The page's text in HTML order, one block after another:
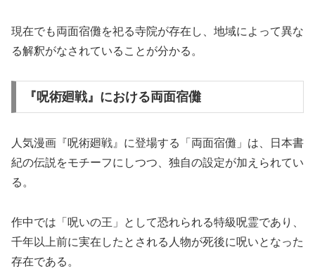
現在でも両面宿儺を祀る寺院が存在し、地域によって異な
る解釈がなされていることが分かる。
『呪術廻戦』における両面宿儺
人気漫画『呪術廻戦』に登場する「両面宿儺」は、日本書
紀の伝説をモチーフにしつつ、独自の設定が加えられてい
る。
作中では「呪いの王」として恐れられる特級呪霊であり、
千年以上前に実在したとされる人物が死後に呪いとなった
存在である。